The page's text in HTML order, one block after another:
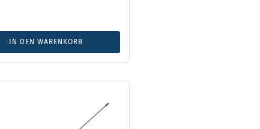
IN DEN WARENKORB